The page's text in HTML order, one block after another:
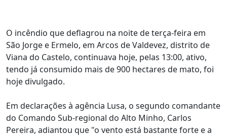
O incêndio que deflagrou na noite de terça-feira em
São Jorge e Ermelo, em Arcos de Valdevez, distrito de
Viana do Castelo, continuava hoje, pelas 13:00, ativo,
tendo já consumido mais de 900 hectares de mato, foi
hoje divulgado.
Em declarações à agência Lusa, o segundo comandante
do Comando Sub-regional do Alto Minho, Carlos
Pereira, adiantou que "o vento está bastante forte e a